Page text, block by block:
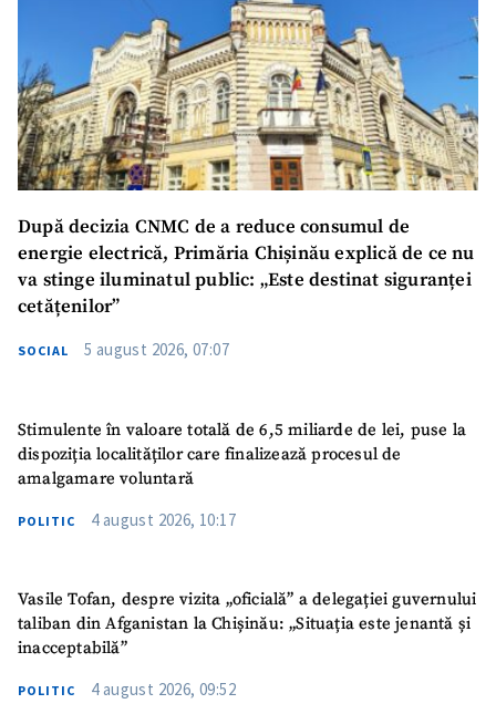
După decizia CNMC de a reduce consumul de
energie electrică, Primăria Chișinău explică de ce nu
va stinge iluminatul public: „Este destinat siguranței
cetățenilor”
SOCIAL 5 august 2026, 07:07
Stimulente în valoare totală de 6,5 miliarde de lei, puse la
dispoziția localităților care finalizează procesul de
amalgamare voluntară
POLITIC 4 august 2026, 10:17
Vasile Tofan, despre vizita „oficială” a delegației guvernului
taliban din Afganistan la Chișinău: „Situația este jenantă și
inacceptabilă”
POLITIC 4 august 2026, 09:52